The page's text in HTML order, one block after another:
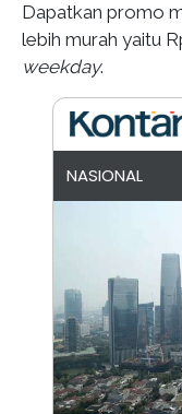
Dapatkan promo
lebih murah yaitu
weekday.
NASIONAL